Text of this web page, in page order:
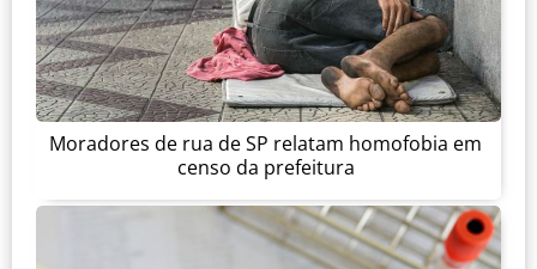
Moradores de rua de SP relatam homofobia em
censo da prefeitura